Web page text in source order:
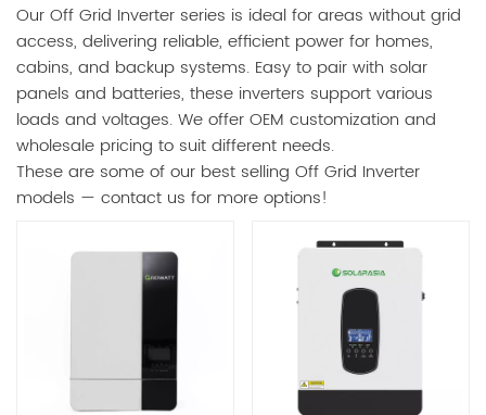
Our Off Grid Inverter series is ideal for areas without grid
access, delivering reliable, efficient power for homes,
cabins, and backup systems. Easy to pair with solar
panels and batteries, these inverters support various
loads and voltages. We offer OEM customization and
wholesale pricing to suit different needs.
These are some of our best selling Off Grid Inverter
models — contact us for more options!